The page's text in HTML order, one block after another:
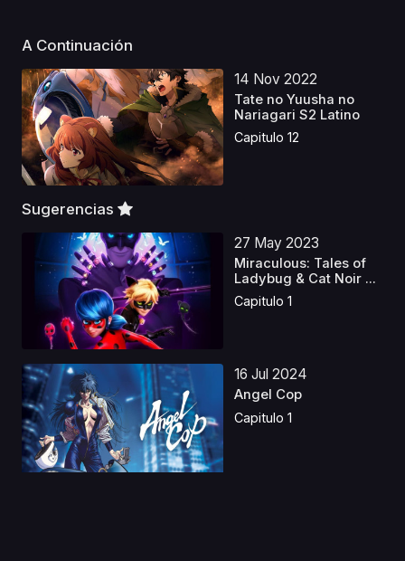
A Continuación
14 Nov 2022
Tate no Yuusha no
Nariagari S2 Latino
Capitulo 12
Sugerencias
27 May 2023
Miraculous: Tales of
Ladybug & Cat Noir ...
Capitulo 1
16 Jul 2024
Angel Cop
Capitulo 1